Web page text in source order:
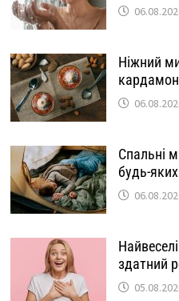
Ніжний
Спальні
будь-
здатний